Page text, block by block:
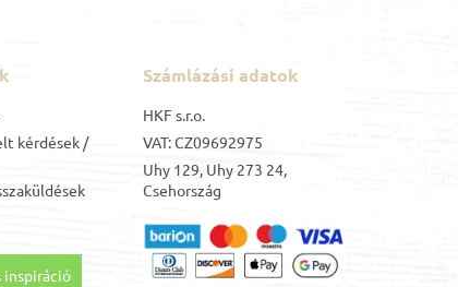
kérdések /
inspiráció
Számlázási adatok
HKF s.r.o.
VAT: CZ09692975
Uhy 129, Uhy 273 24,
Csehország